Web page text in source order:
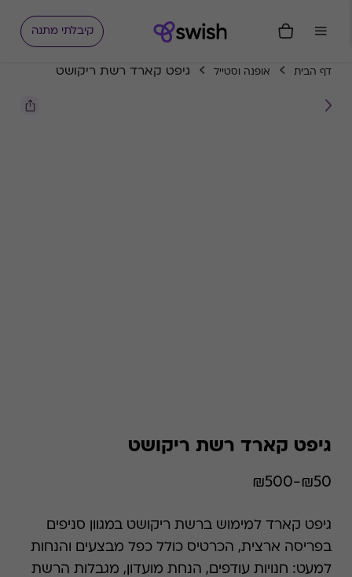
קיבלתי מתנה
דף הבית אופנה וסטייל גיפט קארד רשת ריקושט
גיפט קארד רשת ריקושט
₪50-₪500
גיפט קארד למימוש ברשת ריקושט במגוון סניפים
בפריסה ארצית, הכרטיס כולל כפל מבצעים והנחות
למעט: חנויות עודפים, הנחת מועדון, מגבלות הרשת